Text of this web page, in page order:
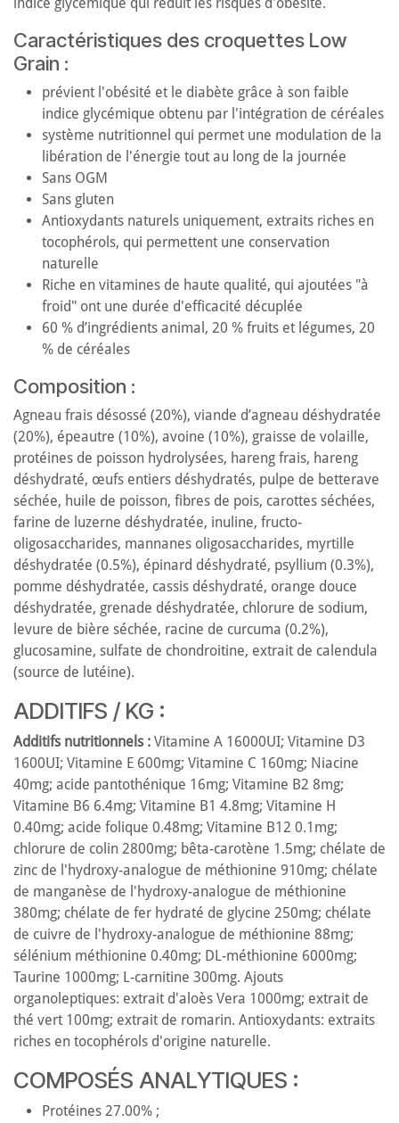
indice glycémique qui réduit les risques d'obésité.
Caractéristiques des croquettes Low
Grain :
prévient l'obésité et le diabète grâce à son faible
indice glycémique obtenu par l'intégration de céréales
système nutritionnel qui permet une modulation de la
libération de l'énergie tout au long de la journée
Sans OGM
Sans gluten
Antioxydants naturels uniquement, extraits riches en
tocophérols, qui permettent une conservation
naturelle
Riche en vitamines de haute qualité, qui ajoutées "à
froid" ont une durée d'efficacité décuplée
60 % d’ingrédients animal, 20 % fruits et légumes, 20
% de céréales
Composition :
Agneau frais désossé (20%), viande d’agneau déshydratée
(20%), épeautre (10%), avoine (10%), graisse de volaille,
protéines de poisson hydrolysées, hareng frais, hareng
déshydraté, œufs entiers déshydratés, pulpe de betterave
séchée, huile de poisson, fibres de pois, carottes séchées,
farine de luzerne déshydratée, inuline, fructo-
oligosaccharides, mannanes oligosaccharides, myrtille
déshydratée (0.5%), épinard déshydraté, psyllium (0.3%),
pomme déshydratée, cassis déshydraté, orange douce
déshydratée, grenade déshydratée, chlorure de sodium,
levure de bière séchée, racine de curcuma (0.2%),
glucosamine, sulfate de chondroitine, extrait de calendula
(source de lutéine).
ADDITIFS / KG :
Additifs nutritionnels : Vitamine A 16000UI; Vitamine D3
1600UI; Vitamine E 600mg; Vitamine C 160mg; Niacine
40mg; acide pantothénique 16mg; Vitamine B2 8mg;
Vitamine B6 6.4mg; Vitamine B1 4.8mg; Vitamine H
0.40mg; acide folique 0.48mg; Vitamine B12 0.1mg;
chlorure de colin 2800mg; bêta-carotène 1.5mg; chélate de
zinc de l'hydroxy-analogue de méthionine 910mg; chélate
de manganèse de l'hydroxy-analogue de méthionine
380mg; chélate de fer hydraté de glycine 250mg; chélate
de cuivre de l'hydroxy-analogue de méthionine 88mg;
sélénium méthionine 0.40mg; DL-méthionine 6000mg;
Taurine 1000mg; L-carnitine 300mg. Ajouts
organoleptiques: extrait d'aloès Vera 1000mg; extrait de
thé vert 100mg; extrait de romarin. Antioxydants: extraits
riches en tocophérols d'origine naturelle.
COMPOSÉS ANALYTIQUES :
Protéines 27.00% ;